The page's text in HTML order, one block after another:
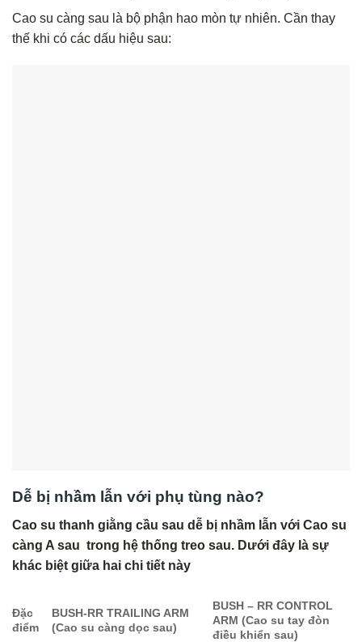
Cao su càng sau là bộ phận hao mòn tự nhiên. Cần thay
thế khi có các dấu hiệu sau:
Dễ bị nhầm lẫn với phụ tùng nào?
Cao su thanh giằng cầu sau dễ bị nhầm lẫn với Cao su
càng A sau trong hệ thống treo sau. Dưới đây là sự
khác biệt giữa hai chi tiết này
Đặc
điểm
BUSH-RR TRAILING ARM
(Cao su càng dọc sau)
BUSH – RR CONTROL
ARM (Cao su tay đòn
điều khiển sau)